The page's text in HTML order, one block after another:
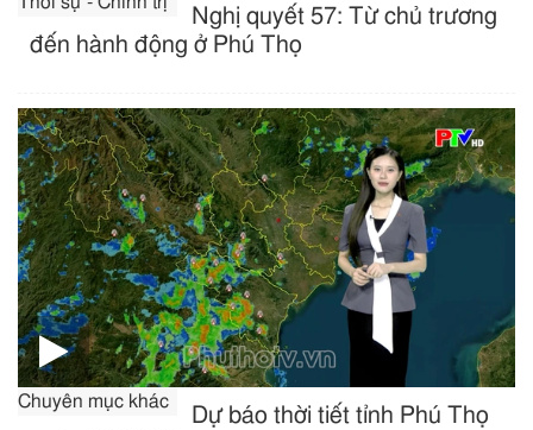
Nghị quyết 57: Từ chủ trương
đến hành động ở Phú Thọ
Chuyên mục khác
Dự báo thời tiết tỉnh Phú Thọ